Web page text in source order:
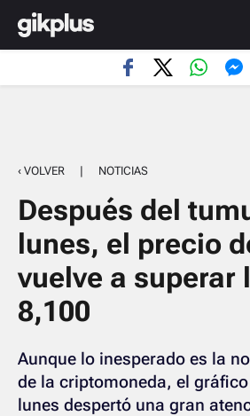
‹ VOLVER | NOTICIAS
Después del
lunes, el precio
vuelve a superar
8,100
Aunque lo inesperado es la
de la criptomoneda, el
lunes despertó una gran